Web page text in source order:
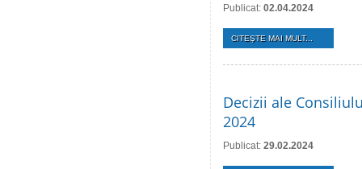
Publicat: 02.04.2024
CITEŞTE MAI MULT...
Decizii ale
2024
Publicat: 29.02.2024